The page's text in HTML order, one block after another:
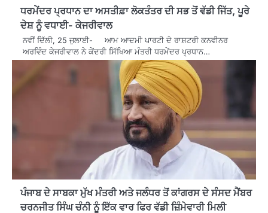
ਧਰਮੇਂਦਰ ਪ੍ਰਧਾਨ ਦਾ ਅਸਤੀਫ਼ਾ ਲੋਕਤੰਤਰ ਦੀ ਸਭ ਤੋਂ ਵੱਡੀ ਜਿੱਤ, ਪੂਰੇ
ਦੇਸ਼ ਨੂੰ ਵਧਾਈ- ਕੇਜਰੀਵਾਲ
ਨਵੀਂ ਦਿੱਲੀ, 25 ਜੁਲਾਈ- ਆਮ ਆਦਮੀ ਪਾਰਟੀ ਦੇ ਰਾਸ਼ਟਰੀ ਕਨਵੀਨਰ
ਅਰਵਿੰਦ ਕੇਜਰੀਵਾਲ ਨੇ ਕੇਂਦਰੀ ਸਿੱਖਿਆ ਮੰਤਰੀ ਧਰਮੇਂਦਰ ਪ੍ਰਧਾਨ…
ਪੰਜਾਬ ਦੇ ਸਾਬਕਾ ਮੁੱਖ ਮੰਤਰੀ ਅਤੇ ਜਲੰਧਰ ਤੋਂ ਕਾਂਗਰਸ ਦੇ ਸੰਸਦ ਮੈਂਬਰ
ਚਰਨਜੀਤ ਸਿੰਘ ਚੰਨੀ ਨੂੰ ਇੱਕ ਵਾਰ ਫਿਰ ਵੱਡੀ ਜ਼ਿੰਮੇਵਾਰੀ ਮਿਲੀ